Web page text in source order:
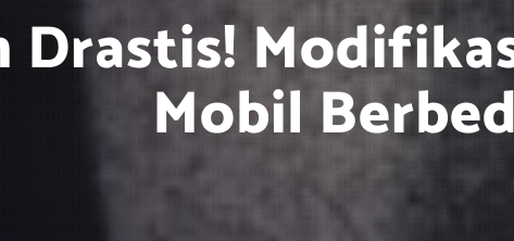
Drastis!
Mobil